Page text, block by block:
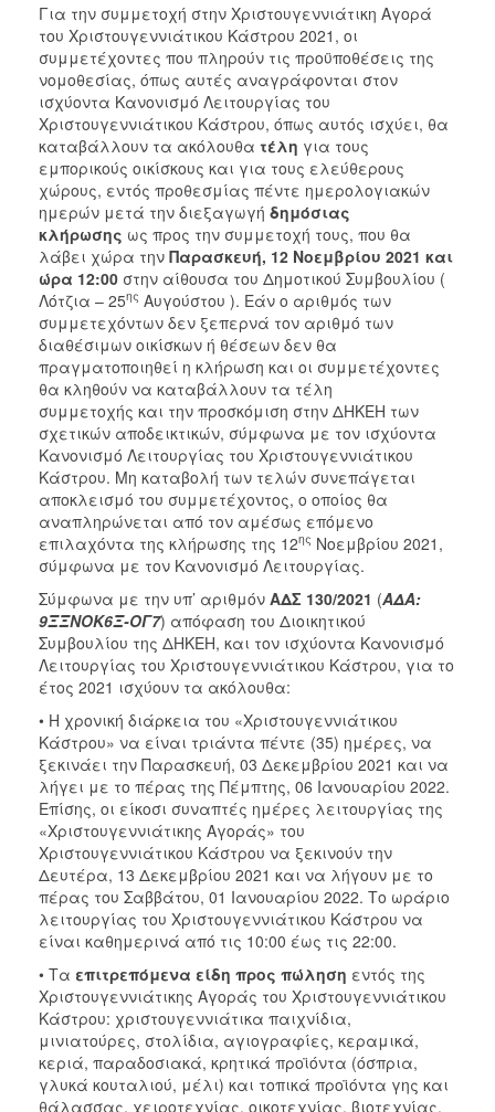
Για την συμμετοχή στην Χριστουγεννιάτικη Αγορά
του Χριστουγεννιάτικου Κάστρου 2021, οι
συμμετέχοντες που πληρούν τις προϋποθέσεις της
νομοθεσίας, όπως αυτές αναγράφονται στον
ισχύοντα Κανονισμό Λειτουργίας του
Χριστουγεννιάτικου Κάστρου, όπως αυτός ισχύει, θα
καταβάλλουν τα ακόλουθα τέλη για τους
εμπορικούς οικίσκους και για τους ελεύθερους
χώρους, εντός προθεσμίας πέντε ημερολογιακών
ημερών μετά την διεξαγωγή δημόσιας
κλήρωσης ως προς την συμμετοχή τους, που θα
λάβει χώρα την Παρασκευή, 12 Νοεμβρίου 2021 και
ώρα 12:00 στην αίθουσα του Δημοτικού Συμβουλίου (
Λότζια – 25ης Αυγούστου ). Εάν ο αριθμός των
συμμετεχόντων δεν ξεπερνά τον αριθμό των
διαθέσιμων οικίσκων ή θέσεων δεν θα
πραγματοποιηθεί η κλήρωση και οι συμμετέχοντες
θα κληθούν να καταβάλλουν τα τέλη
συμμετοχής και την προσκόμιση στην ΔΗΚΕΗ των
σχετικών αποδεικτικών, σύμφωνα με τον ισχύοντα
Κανονισμό Λειτουργίας του Χριστουγεννιάτικου
Κάστρου. Μη καταβολή των τελών συνεπάγεται
αποκλεισμό του συμμετέχοντος, ο οποίος θα
αναπληρώνεται από τον αμέσως επόμενο
επιλαχόντα της κλήρωσης της 12ης Νοεμβρίου 2021,
σύμφωνα με τον Κανονισμό Λειτουργίας.
Σύμφωνα με την υπ’ αριθμόν ΑΔΣ 130/2021 (ΑΔΑ:
9ΞΞΝΟΚ6Ξ-ΟΓ7) απόφαση του Διοικητικού
Συμβουλίου της ΔΗΚΕΗ, και τον ισχύοντα Κανονισμό
Λειτουργίας του Χριστουγεννιάτικου Κάστρου, για το
έτος 2021 ισχύουν τα ακόλουθα:
• Η χρονική διάρκεια του «Χριστουγεννιάτικου
Κάστρου» να είναι τριάντα πέντε (35) ημέρες, να
ξεκινάει την Παρασκευή, 03 Δεκεμβρίου 2021 και να
λήγει με το πέρας της Πέμπτης, 06 Ιανουαρίου 2022.
Επίσης, οι είκοσι συναπτές ημέρες λειτουργίας της
«Χριστουγεννιάτικης Αγοράς» του
Χριστουγεννιάτικου Κάστρου να ξεκινούν την
Δευτέρα, 13 Δεκεμβρίου 2021 και να λήγουν με το
πέρας του Σαββάτου, 01 Ιανουαρίου 2022. Το ωράριο
λειτουργίας του Χριστουγεννιάτικου Κάστρου να
είναι καθημερινά από τις 10:00 έως τις 22:00.
• Τα επιτρεπόμενα είδη προς πώληση εντός της
Χριστουγεννιάτικης Αγοράς του Χριστουγεννιάτικου
Κάστρου: χριστουγεννιάτικα παιχνίδια,
μινιατούρες, στολίδια, αγιογραφίες, κεραμικά,
κεριά, παραδοσιακά, κρητικά προϊόντα (όσπρια,
γλυκά κουταλιού, μέλι) και τοπικά προϊόντα γης και
θάλασσας, χειροτεχνίας, οικοτεχνίας, βιοτεχνίας,